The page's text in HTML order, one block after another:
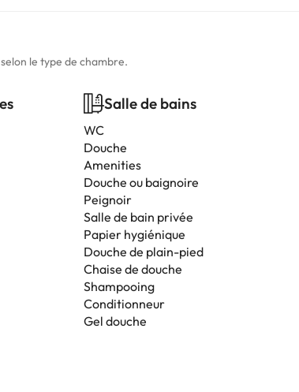
le type de chambre.
Salle de bains
WC
Douche
Amenities
Douche ou baignoire
Peignoir
Salle de bain privée
Papier hygiénique
Douche de plain-pied
Chaise de douche
Shampooing
Conditionneur
Gel douche